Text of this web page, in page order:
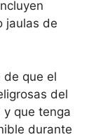
jaulas de
de que el
del
y que tenga
durante